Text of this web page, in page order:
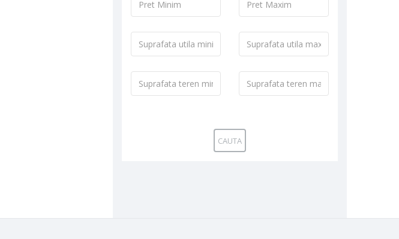
Minim:
Maxim:
Suprafata
utila
Suprafata
utila
Suprafata
teren
Suprafata
teren
CAUTA